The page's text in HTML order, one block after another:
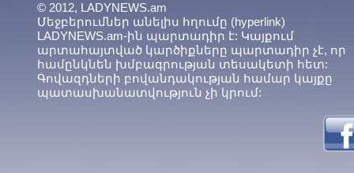
© 2012, LADYNEWS.am
Մեջբերումներ անելիս հղումը (hyperlink)
LADYNEWS.am-ին պարտադիր է: Կայքում
արտահայտված կարծիքները պարտադիր չէ, որ
համընկնեն խմբագրության տեսակետի հետ:
Գովազդների բովանդակության համար կայքը
պատասխանատվություն չի կրում: